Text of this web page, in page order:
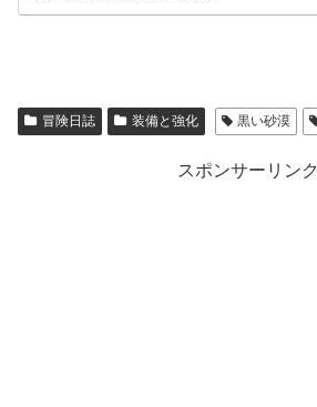
冒険日誌 装備と強化 黒い砂漠
スポンサーリンク